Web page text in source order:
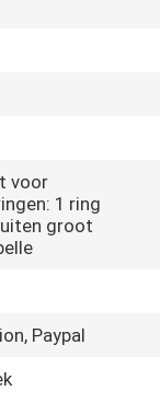
voor
1 ring
groot
Paypal